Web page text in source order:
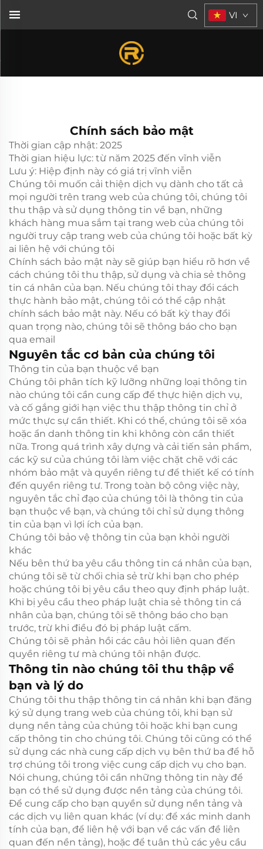
VI
Chính sách bảo mật
Thời gian cập nhật: 2025
Thời gian hiệu lực: từ năm 2025 đến vĩnh viễn
Lưu ý: Hiệp định này có giá trị vĩnh viễn
Chúng tôi muốn cải thiện dịch vụ dành cho tất cả
mọi người trên trang web của chúng tôi, chúng tôi
thu thập và sử dụng thông tin về bạn, những
khách hàng mua sắm tại trang web của chúng tôi
người truy cập trang web của chúng tôi hoặc bất kỳ
ai liên hệ với chúng tôi
Chính sách bảo mật này sẽ giúp bạn hiểu rõ hơn về
cách chúng tôi thu thập, sử dụng và chia sẻ thông
tin cá nhân của bạn. Nếu chúng tôi thay đổi cách
thực hành bảo mật, chúng tôi có thể cập nhật
chính sách bảo mật này. Nếu có bất kỳ thay đổi
quan trọng nào, chúng tôi sẽ thông báo cho bạn
qua email
Nguyên tắc cơ bản của chúng tôi
Thông tin của bạn thuộc về bạn
Chúng tôi phân tích kỹ lưỡng những loại thông tin
nào chúng tôi cần cung cấp để thực hiện dịch vụ,
và cố gắng giới hạn việc thu thập thông tin chỉ ở
mức thực sự cần thiết. Khi có thể, chúng tôi sẽ xóa
hoặc ẩn danh thông tin khi không còn cần thiết
nữa. Trong quá trình xây dựng và cải tiến sản phẩm,
các kỹ sư của chúng tôi làm việc chặt chẽ với các
nhóm bảo mật và quyền riêng tư để thiết kế có tính
đến quyền riêng tư. Trong toàn bộ công việc này,
nguyên tắc chỉ đạo của chúng tôi là thông tin của
bạn thuộc về bạn, và chúng tôi chỉ sử dụng thông
tin của bạn vì lợi ích của bạn.
Chúng tôi bảo vệ thông tin của bạn khỏi người
khác
Nếu bên thứ ba yêu cầu thông tin cá nhân của bạn,
chúng tôi sẽ từ chối chia sẻ trừ khi bạn cho phép
hoặc chúng tôi bị yêu cầu theo quy định pháp luật.
Khi bị yêu cầu theo pháp luật chia sẻ thông tin cá
nhân của bạn, chúng tôi sẽ thông báo cho bạn
trước, trừ khi điều đó bị pháp luật cấm.
Chúng tôi sẽ phản hồi các câu hỏi liên quan đến
quyền riêng tư mà chúng tôi nhận được.
Thông tin nào chúng tôi thu thập về
bạn và lý do
Chúng tôi thu thập thông tin cá nhân khi bạn đăng
ký sử dụng trang web của chúng tôi, khi bạn sử
dụng nền tảng của chúng tôi hoặc khi bạn cung
cấp thông tin cho chúng tôi. Chúng tôi cũng có thể
sử dụng các nhà cung cấp dịch vụ bên thứ ba để hỗ
trợ chúng tôi trong việc cung cấp dịch vụ cho bạn.
Nói chung, chúng tôi cần những thông tin này để
bạn có thể sử dụng được nền tảng của chúng tôi.
Để cung cấp cho bạn quyền sử dụng nền tảng và
các dịch vụ liên quan khác (ví dụ: để xác minh danh
tính của bạn, để liên hệ với bạn về các vấn đề liên
quan đến nền tảng), hoặc để tuân thủ các yêu cầu